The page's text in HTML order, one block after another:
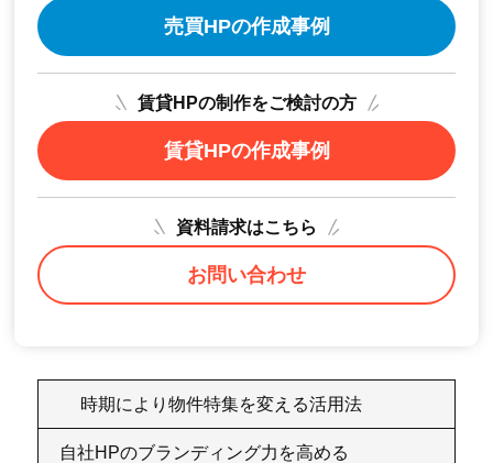
売買HPの作成事例
賃貸HPの制作をご検討の方
賃貸HPの作成事例
資料請求はこちら
お問い合わせ
時期により物件特集を変える活用法
自社HPのブランディング力を高める